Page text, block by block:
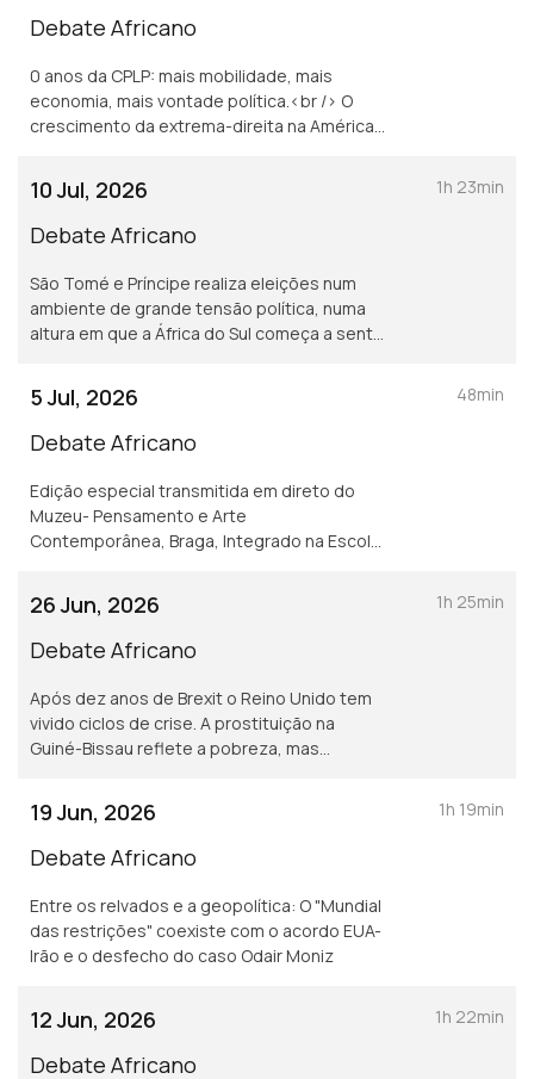
Debate Africano
0 anos da CPLP: mais mobilidade, mais
economia, mais vontade política.<br /> O
crescimento da extrema-direita na América
10 Jul, 2026
Debate Africano
São Tomé e Príncipe realiza eleições num
ambiente de grande tensão política, numa
altura em que a África do Sul começa a sentir
1h 23min
5 Jul, 2026
Debate Africano
Edição especial transmitida em direto do
Muzeu- Pensamento e Arte
Contemporânea, Braga, Integrado na Escola
48min
26 Jun, 2026
Debate Africano
Após dez anos de Brexit o Reino Unido tem
vivido ciclos de crise. A prostituição na
Guiné-Bissau reflete a pobreza, mas
1h 25min
19 Jun, 2026
Debate Africano
Entre os relvados e a geopolítica: O "Mundial
das restrições" coexiste com o acordo EUA-
Irão e o desfecho do caso Odair Moniz
1h 19min
12 Jun, 2026
Debate Africano
1h 22min